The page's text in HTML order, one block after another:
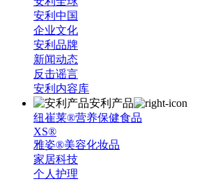
安利中国
企业文化
安利品牌
新闻动态
反击谣言
安利内容库
安利产品
纽崔莱®营养保健食品
XS®
雅姿®美容化妆品
家居科技
个人护理